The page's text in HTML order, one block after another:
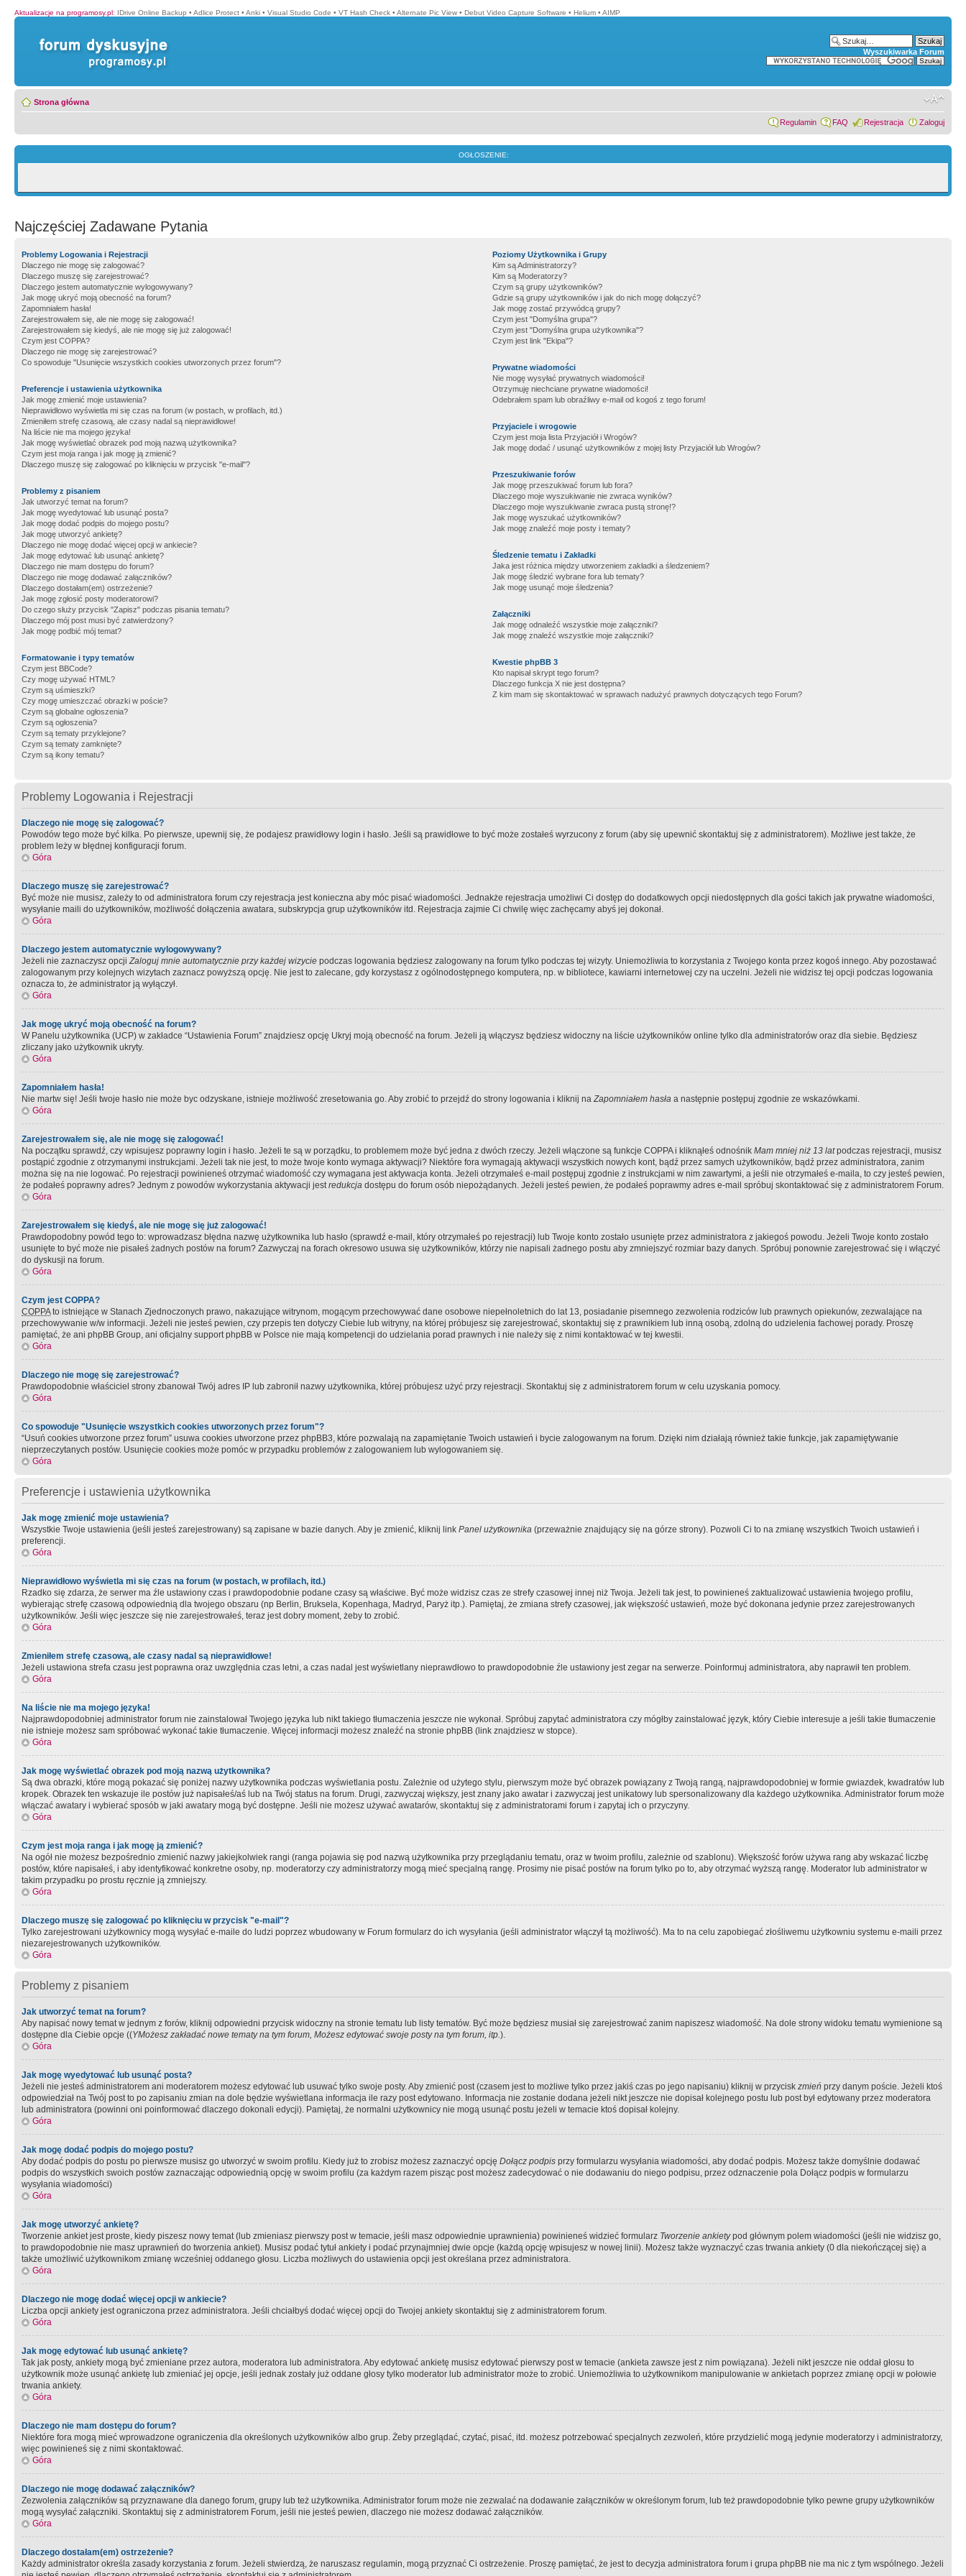
Aktualizacje na programosy.pl: IDrive Online Backup • Adlice Protect • Anki • Visual Studio Code • VT Hash Check • Alternate Pic View • Debut Video Capture Software • Helium • AIMP
Wyszukiwarka Forum
Strona główna
Regulamin FAQ Rejestracja Zaloguj
OGŁOSZENIE:
Najczęściej Zadawane Pytania
Problemy Logowania i Rejestracji
Dlaczego nie mogę się zalogować?
Dlaczego muszę się zarejestrować?
Dlaczego jestem automatycznie wylogowywany?
Jak mogę ukryć moją obecność na forum?
Zapomniałem hasła!
Zarejestrowałem się, ale nie mogę się zalogować!
Zarejestrowałem się kiedyś, ale nie mogę się już zalogować!
Czym jest COPPA?
Dlaczego nie mogę się zarejestrować?
Co spowoduje "Usunięcie wszystkich cookies utworzonych przez forum"?
Preferencje i ustawienia użytkownika
Jak mogę zmienić moje ustawienia?
Nieprawidłowo wyświetla mi się czas na forum (w postach, w profilach, itd.)
Zmieniłem strefę czasową, ale czasy nadal są nieprawidłowe!
Na liście nie ma mojego języka!
Jak mogę wyświetlać obrazek pod moją nazwą użytkownika?
Czym jest moja ranga i jak mogę ją zmienić?
Dlaczego muszę się zalogować po kliknięciu w przycisk "e-mail"?
Problemy z pisaniem
Jak utworzyć temat na forum?
Jak mogę wyedytować lub usunąć posta?
Jak mogę dodać podpis do mojego postu?
Jak mogę utworzyć ankietę?
Dlaczego nie mogę dodać więcej opcji w ankiecie?
Jak mogę edytować lub usunąć ankietę?
Dlaczego nie mam dostępu do forum?
Dlaczego nie mogę dodawać załączników?
Dlaczego dostałam(em) ostrzeżenie?
Jak mogę zgłosić posty moderatorowi?
Do czego służy przycisk "Zapisz" podczas pisania tematu?
Dlaczego mój post musi być zatwierdzony?
Jak mogę podbić mój temat?
Formatowanie i typy tematów
Czym jest BBCode?
Czy mogę używać HTML?
Czym są uśmieszki?
Czy mogę umieszczać obrazki w poście?
Czym są globalne ogłoszenia?
Czym są ogłoszenia?
Czym są tematy przyklejone?
Czym są tematy zamknięte?
Czym są ikony tematu?
Poziomy Użytkownika i Grupy
Kim są Administratorzy?
Kim są Moderatorzy?
Czym są grupy użytkowników?
Gdzie są grupy użytkowników i jak do nich mogę dołączyć?
Jak mogę zostać przywódcą grupy?
Czym jest "Domyślna grupa"?
Czym jest "Domyślna grupa użytkownika"?
Czym jest link "Ekipa"?
Prywatne wiadomości
Nie mogę wysyłać prywatnych wiadomości!
Otrzymuję niechciane prywatne wiadomości!
Odebrałem spam lub obraźliwy e-mail od kogoś z tego forum!
Przyjaciele i wrogowie
Czym jest moja lista Przyjaciół i Wrogów?
Jak mogę dodać / usunąć użytkowników z mojej listy Przyjaciół lub Wrogów?
Przeszukiwanie forów
Jak mogę przeszukiwać forum lub fora?
Dlaczego moje wyszukiwanie nie zwraca wyników?
Dlaczego moje wyszukiwanie zwraca pustą stronę!?
Jak mogę wyszukać użytkowników?
Jak mogę znaleźć moje posty i tematy?
Śledzenie tematu i Zakładki
Jaka jest różnica między utworzeniem zakładki a śledzeniem?
Jak mogę śledzić wybrane fora lub tematy?
Jak mogę usunąć moje śledzenia?
Załączniki
Jak mogę odnaleźć wszystkie moje załączniki?
Jak mogę znaleźć wszystkie moje załączniki?
Kwestie phpBB 3
Kto napisał skrypt tego forum?
Dlaczego funkcja X nie jest dostępna?
Z kim mam się skontaktować w sprawach nadużyć prawnych dotyczących tego Forum?
Problemy Logowania i Rejestracji
Dlaczego nie mogę się zalogować?
Powodów tego może być kilka. Po pierwsze, upewnij się, że podajesz prawidłowy login i hasło. Jeśli są prawidłowe to być może zostałeś wyrzucony z forum (aby się upewnić skontaktuj się z administratorem). Możliwe jest także, że
problem leży w błędnej konfiguracji forum.
Góra
Dlaczego muszę się zarejestrować?
Być może nie musisz, zależy to od administratora forum czy rejestracja jest konieczna aby móc pisać wiadomości. Jednakże rejestracja umożliwi Ci dostęp do dodatkowych opcji niedostępnych dla gości takich jak prywatne wiadomości,
wysyłanie maili do użytkowników, możliwość dołączenia awatara, subskrypcja grup użytkowników itd. Rejestracja zajmie Ci chwilę więc zachęcamy abyś jej dokonał.
Góra
Dlaczego jestem automatycznie wylogowywany?
Jeżeli nie zaznaczysz opcjiZaloguj mnie automatycznie przy każdej wizycie podczas logowania będziesz zalogowany na forum tylko podczas tej wizyty. Uniemożliwia to korzystania z Twojego konta przez kogoś innego. Aby pozostawać
zalogowanym przy kolejnych wizytach zaznacz powyższą opcję. Nie jest to zalecane, gdy korzystasz z ogólnodostępnego komputera, np. w bibliotece, kawiarni internetowej czy na uczelni. Jeżeli nie widzisz tej opcji podczas logowania
oznacza to, że administrator ją wyłączył.
Góra
Jak mogę ukryć moją obecność na forum?
W Panelu użytkownika (UCP) w zakładce “Ustawienia Forum” znajdziesz opcję Ukryj moją obecność na forum. Jeżeli ją włączysz będziesz widoczny na liście użytkowników online tylko dla administratorów oraz dla siebie. Będziesz
zliczany jako użytkownik ukryty.
Góra
Zapomniałem hasła!
Nie martw się! Jeśli twoje hasło nie może byc odzyskane, istnieje możliwość zresetowania go. Aby zrobić to przejdź do strony logowania i kliknij naZapomniałem hasła a następnie postępuj zgodnie ze wskazówkami.
Góra
Zarejestrowałem się, ale nie mogę się zalogować!
Na początku sprawdź, czy wpisujesz poprawny login i hasło. Jeżeli te są w porządku, to problemem może być jedna z dwóch rzeczy. Jeżeli włączone są funkcje COPPA i kliknąłeś odnośnik Mam mniej niż 13 latpodczas rejestracji, musisz
postąpić zgodnie z otrzymanymi instrukcjami. Jeżeli tak nie jest, to może twoje konto wymaga aktywacji? Niektóre fora wymagają aktywacji wszystkich nowych kont, bądź przez samych użytkowników, bądź przez administratora, zanim
można się na nie logować. Po rejestracji powinieneś otrzymać wiadomość czy wymagana jest aktywacja konta. Jeżeli otrzymałeś e-mail postępuj zgodnie z instrukcjami w nim zawartymi, a jeśli nie otrzymałeś e-maila, to czy jesteś pewien,
że podałeś poprawny adres? Jednym z powodów wykorzystania aktywacji jestredukcja dostępu do forum osób niepożądanych. Jeżeli jesteś pewien, że podałeś poprawmy adres e-mail spróbuj skontaktować się z administratorem Forum.
Góra
Zarejestrowałem się kiedyś, ale nie mogę się już zalogować!
Prawdopodobny powód tego to: wprowadzasz błędna nazwę użytkownika lub hasło (sprawdź e-mail, który otrzymałeś po rejestracji) lub Twoje konto zostało usunięte przez administratora z jakiegoś powodu. Jeżeli Twoje konto zostało
usunięte to być może nie pisałeś żadnych postów na forum? Zazwyczaj na forach okresowo usuwa się użytkowników, którzy nie napisali żadnego postu aby zmniejszyć rozmiar bazy danych. Spróbuj ponownie zarejestrować się i włączyć
do dyskusji na forum.
Góra
Czym jest COPPA?
COPPAto istniejące w Stanach Zjednoczonych prawo, nakazujące witrynom, mogącym przechowywać dane osobowe niepełnoletnich do lat 13, posiadanie pisemnego zezwolenia rodziców lub prawnych opiekunów, zezwalające na
przechowywanie w/w informacji. Jeżeli nie jesteś pewien, czy przepis ten dotyczy Ciebie lub witryny, na której próbujesz się zarejestrować, skontaktuj się z prawnikiem lub inną osobą, zdolną do udzielenia fachowej porady. Proszę
pamiętać, że ani phpBB Group, ani oficjalny support phpBB w Polsce nie mają kompetencji do udzielania porad prawnych i nie należy się z nimi kontaktować w tej kwestii.
Góra
Dlaczego nie mogę się zarejestrować?
Prawdopodobnie właściciel strony zbanował Twój adres IP lub zabronił nazwy użytkownika, której próbujesz użyć przy rejestracji. Skontaktuj się z administratorem forum w celu uzyskania pomocy.
Góra
Co spowoduje "Usunięcie wszystkich cookies utworzonych przez forum"?
“Usuń cookies utworzone przez forum” usuwa cookies utworzone przez phpBB3, które pozwalają na zapamiętanie Twoich ustawień i bycie zalogowanym na forum. Dzięki nim działają również takie funkcje, jak zapamiętywanie
nieprzeczytanych postów. Usunięcie cookies może pomóc w przypadku problemów z zalogowaniem lub wylogowaniem się.
Góra
Preferencje i ustawienia użytkownika
Jak mogę zmienić moje ustawienia?
Wszystkie Twoje ustawienia (jeśli jesteś zarejestrowany) są zapisane w bazie danych. Aby je zmienić, kliknij link Panel użytkownika (przeważnie znajdujący się na górze strony). Pozwoli Ci to na zmianę wszystkich Twoich ustawień i
preferencji.
Góra
Nieprawidłowo wyświetla mi się czas na forum (w postach, w profilach, itd.)
Rzadko się zdarza, że serwer ma źle ustawiony czas i prawdopodobnie podane czasy są właściwe. Być może widzisz czas ze strefy czasowej innej niż Twoja. Jeżeli tak jest, to powinieneś zaktualizować ustawienia twojego profilu,
wybierając strefę czasową odpowiednią dla twojego obszaru (np Berlin, Bruksela, Kopenhaga, Madryd, Paryż itp.). Pamiętaj, że zmiana strefy czasowej, jak większość ustawień, może być dokonana jedynie przez zarejestrowanych
użytkowników. Jeśli więc jeszcze się nie zarejestrowałeś, teraz jest dobry moment, żeby to zrobić.
Góra
Zmieniłem strefę czasową, ale czasy nadal są nieprawidłowe!
Jeżeli ustawiona strefa czasu jest poprawna oraz uwzględnia czas letni, a czas nadal jest wyświetlany nieprawdłowo to prawdopodobnie źle ustawiony jest zegar na serwerze. Poinformuj administratora, aby naprawił ten problem.
Góra
Na liście nie ma mojego języka!
Najprawdopodobniej administrator forum nie zainstalował Twojego języka lub nikt takiego tłumaczenia jeszcze nie wykonał. Spróbuj zapytać administratora czy mógłby zainstalować język, który Ciebie interesuje a jeśli takie tłumaczenie
nie istnieje możesz sam spróbować wykonać takie tłumaczenie. Więcej informacji możesz znaleźć na stronie phpBB (link znajdziesz w stopce).
Góra
Jak mogę wyświetlać obrazek pod moją nazwą użytkownika?
Są dwa obrazki, które mogą pokazać się poniżej nazwy użytkownika podczas wyświetlania postu. Zależnie od użytego stylu, pierwszym może być obrazek powiązany z Twoją rangą, najprawdopodobniej w formie gwiazdek, kwadratów lub
kropek. Obrazek ten wskazuje ile postów już napisałeś/aś lub na Twój status na forum. Drugi, zazwyczaj większy, jest znany jako awatar i zazwyczaj jest unikatowy lub spersonalizowany dla każdego użytkownika. Administrator forum może
włączać awatary i wybierać sposób w jaki awatary mogą być dostępne. Jeśli nie możesz używać awatarów, skontaktuj się z administratorami forum i zapytaj ich o przyczyny.
Góra
Czym jest moja ranga i jak mogę ją zmienić?
Na ogół nie możesz bezpośrednio zmienić nazwy jakiejkolwiek rangi (ranga pojawia się pod nazwą użytkownika przy przeglądaniu tematu, oraz w twoim profilu, zależnie od szablonu). Większość forów używa rang aby wskazać liczbę
postów, które napisałeś, i aby identyfikować konkretne osoby, np. moderatorzy czy administratorzy mogą mieć specjalną rangę. Prosimy nie pisać postów na forum tylko po to, aby otrzymać wyższą rangę. Moderator lub administrator w
takim przypadku po prostu ręcznie ją zmniejszy.
Góra
Dlaczego muszę się zalogować po kliknięciu w przycisk "e-mail"?
Tylko zarejestrowani użytkownicy mogą wysyłać e-maile do ludzi poprzez wbudowany w Forum formularz do ich wysyłania (jeśli administrator włączył tą możliwość). Ma to na celu zapobiegać złośliwemu użytkowniu systemu e-maili przez
niezarejestrowanych użytkowników.
Góra
Problemy z pisaniem
Jak utworzyć temat na forum?
Aby napisać nowy temat w jednym z forów, kliknij odpowiedni przycisk widoczny na stronie tematu lub listy tematów. Być może będziesz musiał się zarejestrować zanim napiszesz wiadomość. Na dole strony widoku tematu wymienione są
dostępne dla Ciebie opcje ((YMożesz zakładać nowe tematy na tym forum, Możesz edytować swoje posty na tym forum, itp.).
Góra
Jak mogę wyedytować lub usunąć posta?
Jeżeli nie jesteś administratorem ani moderatorem możesz edytować lub usuwać tylko swoje posty. Aby zmienić post (czasem jest to możliwe tylko przez jakiś czas po jego napisaniu) kliknij w przycisk zmień przy danym poście. Jeżeli ktoś
odpowiedział na Twój post to po zapisaniu zmian na dole będzie wyświetlana informacja ile razy post edytowano. Informacja nie zostanie dodana jeżeli nikt jeszcze nie dopisał kolejnego postu lub post był edytowany przez moderatora
lub administratora (powinni oni poinformować dlaczego dokonali edycji). Pamiętaj, że normalni użytkownicy nie mogą usunąć postu jeżeli w temacie ktoś dopisał kolejny.
Góra
Jak mogę dodać podpis do mojego postu?
Aby dodać podpis do postu po pierwsze musisz go utworzyć w swoim profilu. Kiedy już to zrobisz możesz zaznaczyć opcję Dołącz podpis przy formularzu wysyłania wiadomości, aby dodać podpis. Możesz także domyślnie dodawać
podpis do wszystkich swoich postów zaznaczając odpowiednią opcję w swoim profilu (za każdym razem pisząc post możesz zadecydować o nie dodawaniu do niego podpisu, przez odznaczenie pola Dołącz podpis w formularzu
wysyłania wiadomości)
Góra
Jak mogę utworzyć ankietę?
Tworzenie ankiet jest proste, kiedy piszesz nowy temat (lub zmieniasz pierwszy post w temacie, jeśli masz odpowiednie uprawnienia) powinieneś widzieć formularz Tworzenie ankietypod głównym polem wiadomości (jeśli nie widzisz go,
to prawdopodobnie nie masz uprawnień do tworzenia ankiet). Musisz podać tytuł ankiety i podać przynajmniej dwie opcje (każdą opcję wpisujesz w nowej linii). Możesz także wyznaczyć czas trwania ankiety (0 dla niekończącej się) a
także umożliwić użytkownikom zmianę wcześniej oddanego głosu. Liczba możliwych do ustawienia opcji jest określana przez administratora.
Góra
Dlaczego nie mogę dodać więcej opcji w ankiecie?
Liczba opcji ankiety jest ograniczona przez administratora. Jeśli chciałbyś dodać więcej opcji do Twojej ankiety skontaktuj się z administratorem forum.
Góra
Jak mogę edytować lub usunąć ankietę?
Tak jak posty, ankiety mogą być zmieniane przez autora, moderatora lub administratora. Aby edytować ankietę musisz edytować pierwszy post w temacie (ankieta zawsze jest z nim powiązana). Jeżeli nikt jeszcze nie oddał głosu to
użytkownik może usunąć ankietę lub zmieniać jej opcje, jeśli jednak zostały już oddane głosy tylko moderator lub administrator może to zrobić. Uniemożliwia to użytkownikom manipulowanie w ankietach poprzez zmianę opcji w połowie
trwania ankiety.
Góra
Dlaczego nie mam dostępu do forum?
Niektóre fora mogą mieć wprowadzone ograniczenia dla określonych użytkowników albo grup. Żeby przeglądać, czytać, pisać, itd. możesz potrzebować specjalnych zezwoleń, które przydzielić mogą jedynie moderatorzy i administratorzy,
więc powinieneś się z nimi skontaktować.
Góra
Dlaczego nie mogę dodawać załączników?
Zezwolenia załączników są przyznawane dla danego forum, grupy lub też użytkownika. Administrator forum może nie zezwalać na dodawanie załączników w określonym forum, lub też prawdopodobnie tylko pewne grupy użytkowników
mogą wysyłać załączniki. Skontaktuj się z administratorem Forum, jeśli nie jesteś pewien, dlaczego nie możesz dodawać załączników.
Góra
Dlaczego dostałam(em) ostrzeżenie?
Każdy administrator określa zasady korzystania z forum. Jeżeli stwierdzą, że naruszasz regulamin, mogą przyznać Ci ostrzeżenie. Proszę pamiętać, że jest to decyzja administratora forum i grupa phpBB nie ma nic z tym wspólnego. Jeżeli